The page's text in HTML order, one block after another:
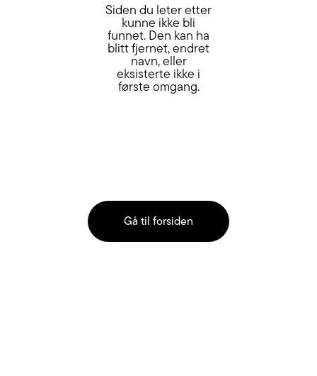
Siden du leter etter
kunne ikke bli
funnet. Den kan ha
blitt fjernet, endret
navn, eller
eksisterte ikke i
første omgang.
Gå til forsiden